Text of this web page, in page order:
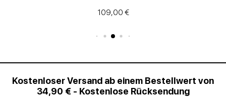
109,00 €
Kostenloser Versand ab einem Bestellwert von
34,90 € - Kostenlose Rücksendung